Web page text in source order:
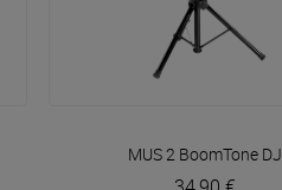
VOIR EN DÉTAIL
MUS 2 BoomTone DJ